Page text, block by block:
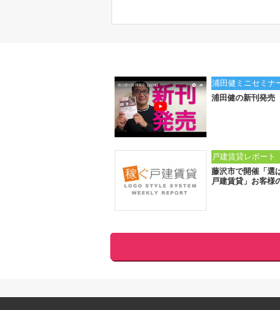
浦田健ミニセミナ
浦田健の新刊発売
戸建賃貸レポート
藤沢市で開催「選
戸建賃貸」お客様